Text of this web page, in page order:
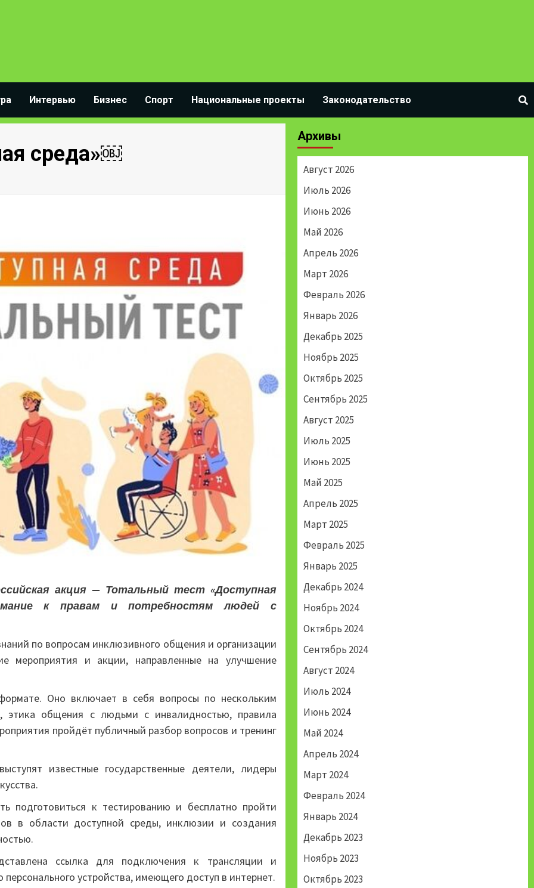
Интервью Бизнес Спорт Национальные проекты Законодательство
среда»￼
акция — Тотальный тест «Доступная
к правам и потребностям людей с
по вопросам инклюзивного общения и организации
мероприятия и акции, направленные на улучшение
Оно включает в себя вопросы по нескольким
этика общения с людьми с инвалидностью, правила
пройдёт публичный разбор вопросов и тренинг
известные государственные деятели, лидеры
подготовиться к тестированию и бесплатно пройти
в области доступной среды, инклюзии и создания
ссылка для подключения к трансляции и
устройства, имеющего доступ в интернет.
Архивы
Август 2026
Июль 2026
Июнь 2026
Май 2026
Апрель 2026
Март 2026
Февраль 2026
Январь 2026
Декабрь 2025
Ноябрь 2025
Октябрь 2025
Сентябрь 2025
Август 2025
Июль 2025
Июнь 2025
Май 2025
Апрель 2025
Март 2025
Февраль 2025
Январь 2025
Декабрь 2024
Ноябрь 2024
Октябрь 2024
Сентябрь 2024
Август 2024
Июль 2024
Июнь 2024
Май 2024
Апрель 2024
Март 2024
Февраль 2024
Январь 2024
Декабрь 2023
Ноябрь 2023
Октябрь 2023